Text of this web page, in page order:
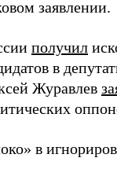
заявлении.
получил
в
Журавлев
в